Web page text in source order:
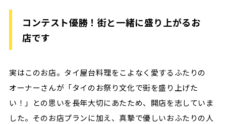
コンテスト優勝！街と一緒に盛り上がるお
店です
実はこのお店。タイ屋台料理をこよなく愛するふたりの
オーナーさんが「タイのお祭り文化で街を盛り上げた
い！」との思いを長年大切にあたため、開店を志していま
した。そのお店プランに加え、真摯で優しいおふたりの人